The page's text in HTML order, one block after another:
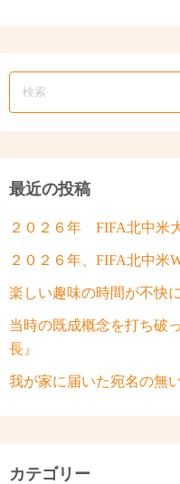
最近の投稿
２０２６年 FIFA北中米
２０２６年、FIFA北中米
楽しい趣味の時間が不快
当時の既成概念を打ち破
長』
我が家に届いた宛名の無
カテゴリー